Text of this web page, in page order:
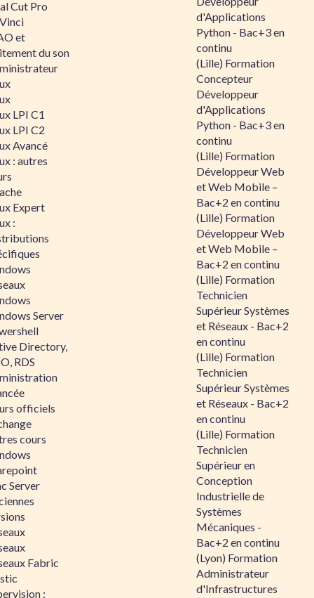
Cut Pro
et
du son
LPI C1
LPI C2
Avancé
: autres
Expert
:
Server
Directory,
RDS
officiels
cours
Server
Fabric
:
d'Applications
Python - Bac+3 en
continu
(Lille) Formation
Concepteur
Développeur
d'Applications
Python - Bac+3 en
continu
(Lille) Formation
Développeur Web
et Web Mobile –
Bac+2 en continu
(Lille) Formation
Développeur Web
et Web Mobile –
Bac+2 en continu
(Lille) Formation
Technicien
Supérieur Systèmes
et Réseaux - Bac+2
en continu
(Lille) Formation
Technicien
Supérieur Systèmes
et Réseaux - Bac+2
en continu
(Lille) Formation
Technicien
Supérieur en
Conception
Industrielle de
Systèmes
Mécaniques -
Bac+2 en continu
(Lyon) Formation
Administrateur
d'Infrastructures